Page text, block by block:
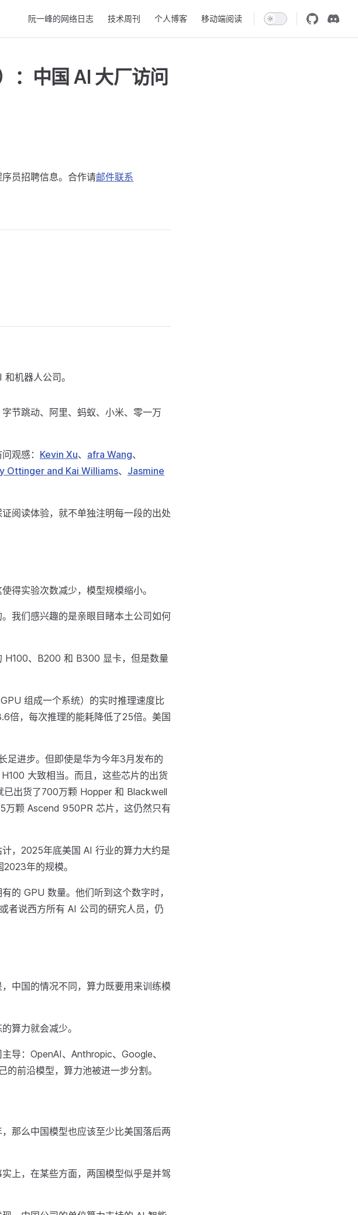
阮一峰的网络日志 技术周刊 个人博客 移动端阅读
：中国 AI 大厂访问
员招聘信息。合作请邮件联系
机器人公司。
节跳动、阿里、蚂蚁、小米、零一万
观感： Kevin Xu、 afra Wang、
Ottinger and Kai Williams、 Jasmine
阅读体验，就不单独注明每一段的出处
得实验次数减少，模型规模缩小。
我们感兴趣的是亲眼目睹本土公司如何
H100、B200 和 B300 显卡，但是数量
组成一个系统）的实时推理速度比
倍，每次推理的能耗降低了25倍。美国
足进步。但即使是华为今年3月发布的
大致相当。而且，这些芯片的出货
已出货了700万颗 Hopper 和 Blackwell
万颗 Ascend 950PR 芯片，这仍然只有
，2025年底美国 AI 行业的算力大约是
年的规模。
的 GPU 数量。他们听到这个数字时，
者说西方所有 AI 公司的研究人员，仍
中国的情况不同，算力既要用来训练模
算力就会减少。
导：OpenAI、Anthropic、Google、
前沿模型，算力池被进一步分割。
那么中国模型也应该至少比美国落后两
上，在某些方面，两国模型似乎是并驾